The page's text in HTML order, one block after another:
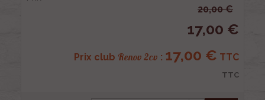
20,00 €
17,00 €
Prix club Renov 2cv : 17,00 € TTC
TTC